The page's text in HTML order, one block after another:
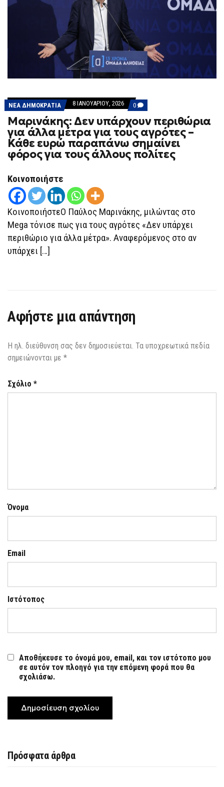
ΝΕΑ ΔΗΜΟΚΡΑΤΙΑ 8 ΙΑΝΟΥΑΡΊΟΥ, 2026 0 COMMENTS
ON
ΜΑΡΙΝΆΚΗΣ:
ΔΕΝ
ΥΠΆΡΧΟΥΝ
ΠΕΡΙΘΏΡΙΑ
ΓΙΑ
ΆΛΛΑ
ΕΥΡΏ
ΠΑΡΑΠΆΝΩ
ΣΗΜΑΊΝΕΙ
ΦΌΡΟΣ
ΓΙΑ
Μαρινάκης: Δεν υπάρχουν περιθώρια
για άλλα μέτρα για τους αγρότες –
Κάθε ευρώ παραπάνω σημαίνει
φόρος για τους άλλους πολίτες
Κοινοποιήστε
ΚοινοποιήστεΟ Παύλος Μαρινάκης, μιλώντας στο
Mega τόνισε πως για τους αγρότες «Δεν υπάρχει
περιθώριο για άλλα μέτρα». Αναφερόμενος στο αν
υπάρχει […]
Αφήστε μια απάντηση
Η ηλ. διεύθυνση σας δεν δημοσιεύεται. Τα υποχρεωτικά πεδία
σημειώνονται με *
Σχόλιο *
Όνομα
Email
Ιστότοπος
Αποθήκευσε το όνομά μου, email, και τον ιστότοπο μου
σε αυτόν τον πλοηγό για την επόμενη φορά που θα
σχολιάσω.
Πρόσφατα άρθρα